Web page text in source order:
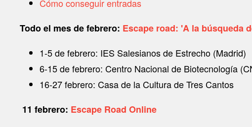
Cómo conseguir entradas
Todo el mes de febrero: Escape road: 'A la búsqueda
1-5 de febrero: IES Salesianos de Estrecho (Madrid)
6-15 de febrero: Centro Nacional de Biotecnología
16-27 febrero: Casa de la Cultura de Tres Cantos
11 febrero: Escape Road Online